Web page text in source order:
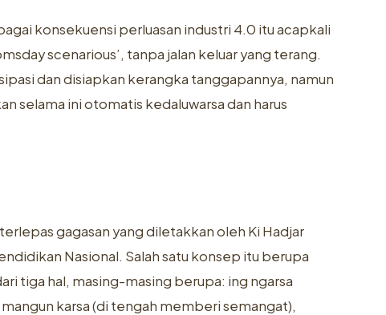
konsekuensi perluasan industri 4.0 itu acapkali
scenarious’, tanpa jalan keluar yang terang.
dan disiapkan kerangka tanggapannya, namun
selama ini otomatis kedaluwarsa dan harus
gagasan yang diletakkan oleh Ki Hadjar
Nasional. Salah satu konsep itu berupa
tiga hal, masing-masing berupa: ing ngarsa
karsa (di tengah memberi semangat),